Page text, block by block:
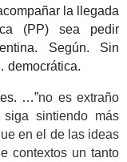
la llegada
(PP) sea pedir
Según. Sin
democrática.
…”no es extraño
sintiendo más
en el de las ideas
contextos un tanto